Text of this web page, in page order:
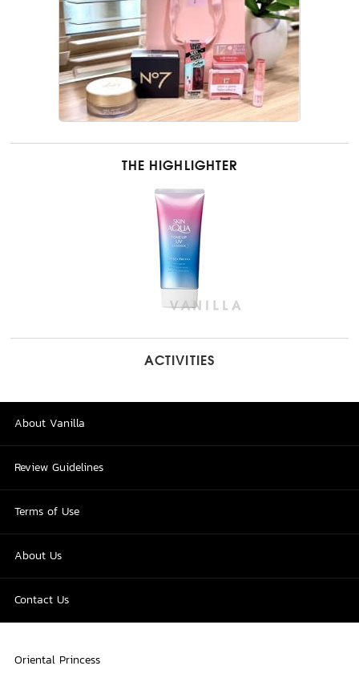
THE HIGHLIGHTER
ACTIVITIES
About Vanilla
Review Guidelines
Terms of Use
About Us
Contact Us
Oriental Princess